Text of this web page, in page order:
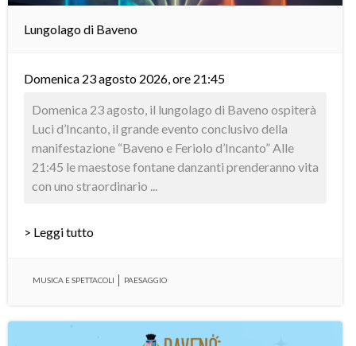
Lungolago di Baveno
Domenica 23 agosto 2026, ore 21:45
Domenica 23 agosto, il lungolago di Baveno ospiterà
Luci d’Incanto, il grande evento conclusivo della
manifestazione “Baveno e Feriolo d’Incanto” Alle
21:45 le maestose fontane danzanti prenderanno vita
con uno straordinario ...
> Leggi tutto
MUSICA E SPETTACOLI PAESAGGIO